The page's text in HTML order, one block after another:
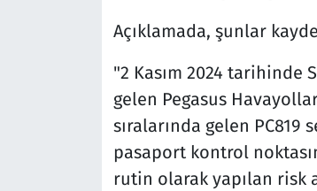
Açıklamada, şunlar
"2 Kasım 2024 tarihinde
gelen Pegasus
sıralarında gelen
pasaport kontrol
rutin olarak yapılan risk